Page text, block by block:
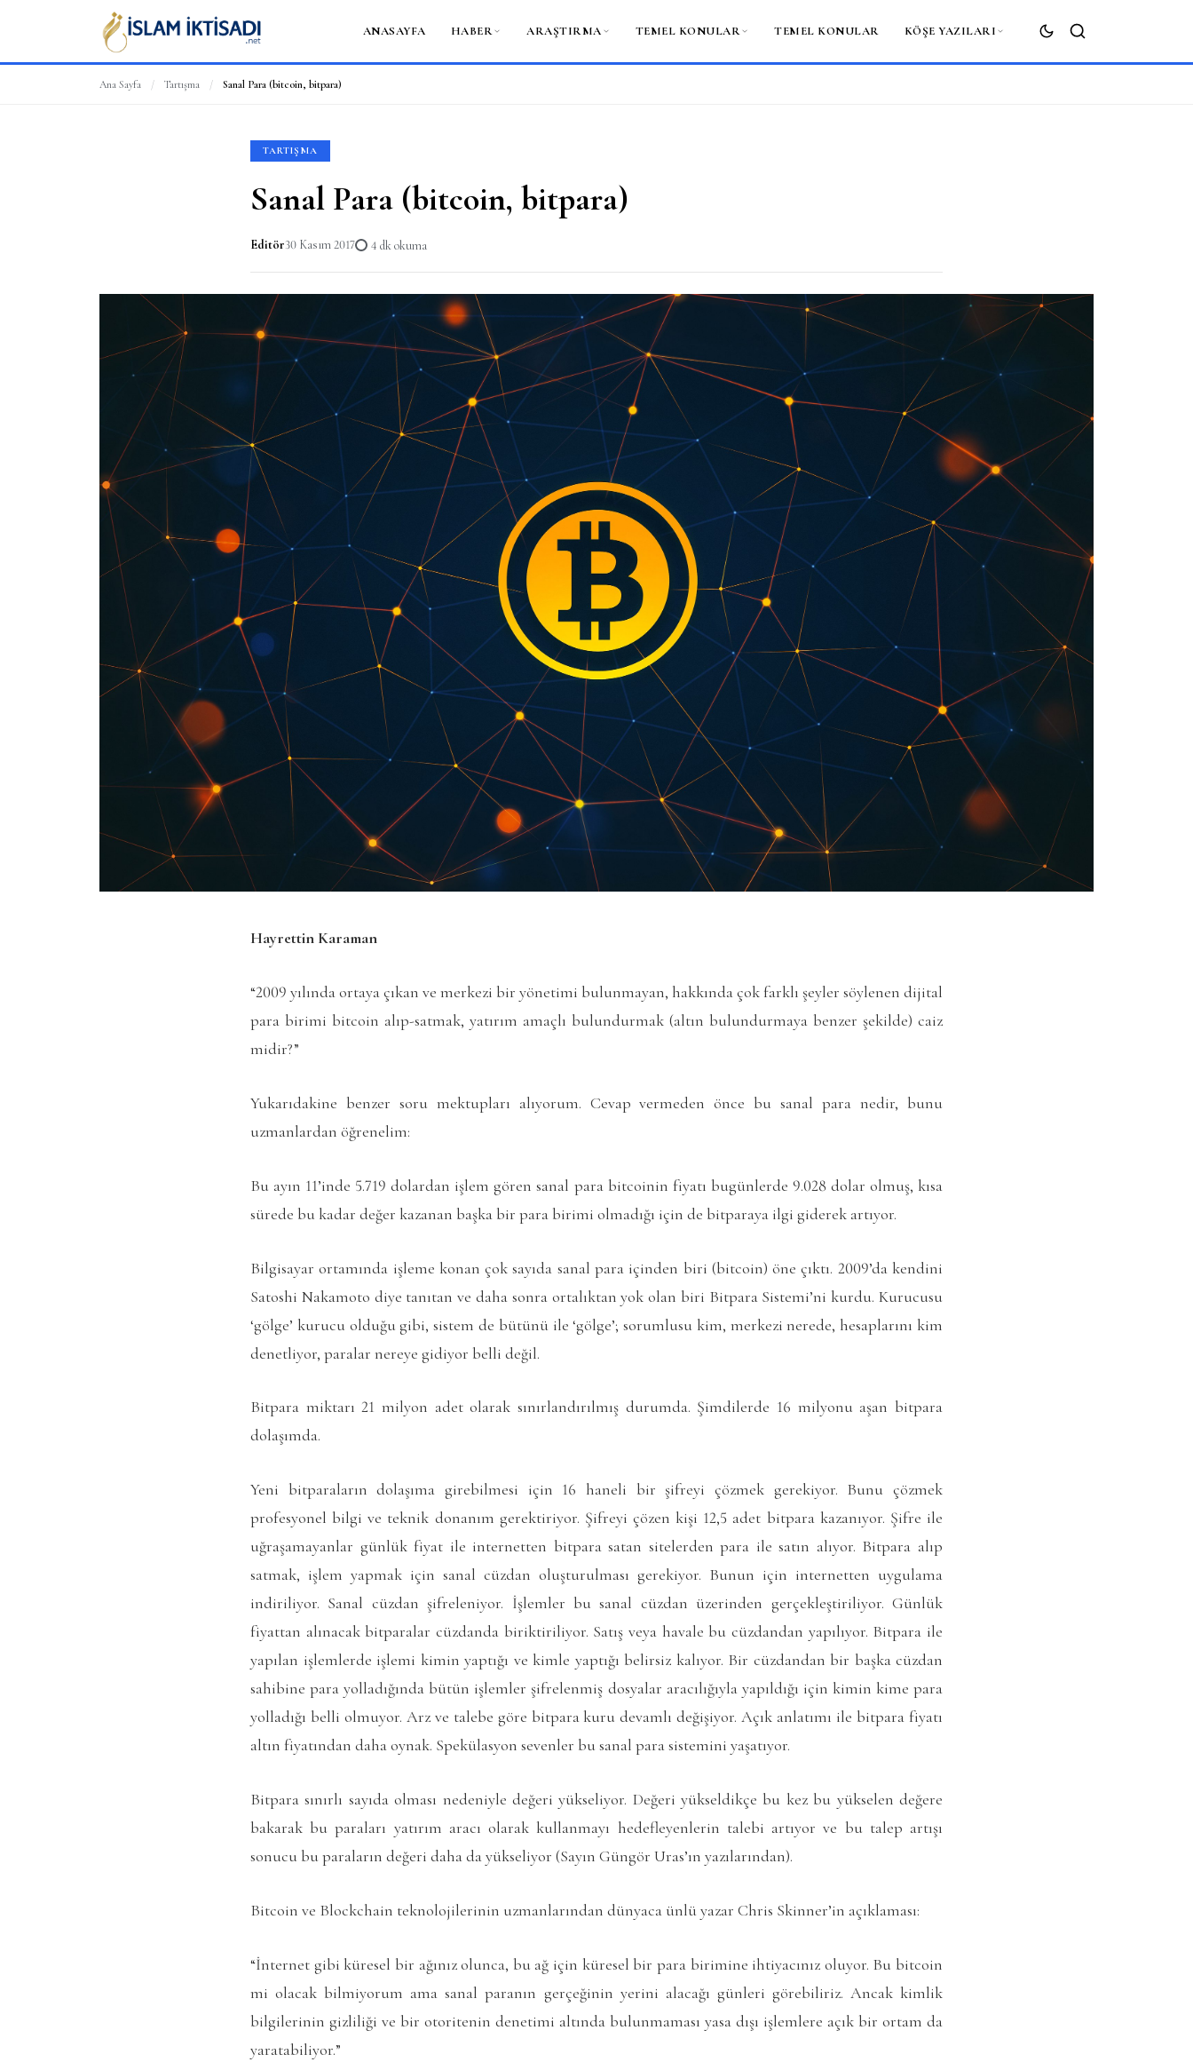
ANASAYFA HABER ARAŞTIRMA TEMEL KONULAR TEMEL KONULAR KÖŞE YAZILARI
ARA
Ana Sayfa / Tartışma / Sanal Para (bitcoin, bitpara)
TARTIŞMA
Sanal Para (bitcoin, bitpara)
Editör30 Kasım 2017 4 dk okuma
Hayrettin Karaman
“2009 yılında ortaya çıkan ve merkezi bir yönetimi bulunmayan, hakkında çok farklı şeyler söylenen dijital
para birimi bitcoin alıp-satmak, yatırım amaçlı bulundurmak (altın bulundurmaya benzer şekilde) caiz
midir?”
Yukarıdakine benzer soru mektupları alıyorum. Cevap vermeden önce bu sanal para nedir, bunu
uzmanlardan öğrenelim:
Bu ayın 11’inde 5.719 dolardan işlem gören sanal para bitcoinin fiyatı bugünlerde 9.028 dolar olmuş, kısa
sürede bu kadar değer kazanan başka bir para birimi olmadığı için de bitparaya ilgi giderek artıyor.
Bilgisayar ortamında işleme konan çok sayıda sanal para içinden biri (bitcoin) öne çıktı. 2009’da kendini
Satoshi Nakamoto diye tanıtan ve daha sonra ortalıktan yok olan biri Bitpara Sistemi’ni kurdu. Kurucusu
‘gölge’ kurucu olduğu gibi, sistem de bütünü ile ‘gölge’; sorumlusu kim, merkezi nerede, hesaplarını kim
denetliyor, paralar nereye gidiyor belli değil.
Bitpara miktarı 21 milyon adet olarak sınırlandırılmış durumda. Şimdilerde 16 milyonu aşan bitpara
dolaşımda.
Yeni bitparaların dolaşıma girebilmesi için 16 haneli bir şifreyi çözmek gerekiyor. Bunu çözmek
profesyonel bilgi ve teknik donanım gerektiriyor. Şifreyi çözen kişi 12,5 adet bitpara kazanıyor. Şifre ile
uğraşamayanlar günlük fiyat ile internetten bitpara satan sitelerden para ile satın alıyor. Bitpara alıp
satmak, işlem yapmak için sanal cüzdan oluşturulması gerekiyor. Bunun için internetten uygulama
indiriliyor. Sanal cüzdan şifreleniyor. İşlemler bu sanal cüzdan üzerinden gerçekleştiriliyor. Günlük
fiyattan alınacak bitparalar cüzdanda biriktiriliyor. Satış veya havale bu cüzdandan yapılıyor. Bitpara ile
yapılan işlemlerde işlemi kimin yaptığı ve kimle yaptığı belirsiz kalıyor. Bir cüzdandan bir başka cüzdan
sahibine para yolladığında bütün işlemler şifrelenmiş dosyalar aracılığıyla yapıldığı için kimin kime para
yolladığı belli olmuyor. Arz ve talebe göre bitpara kuru devamlı değişiyor. Açık anlatımı ile bitpara fiyatı
altın fiyatından daha oynak. Spekülasyon sevenler bu sanal para sistemini yaşatıyor.
Bitpara sınırlı sayıda olması nedeniyle değeri yükseliyor. Değeri yükseldikçe bu kez bu yükselen değere
bakarak bu paraları yatırım aracı olarak kullanmayı hedefleyenlerin talebi artıyor ve bu talep artışı
sonucu bu paraların değeri daha da yükseliyor (Sayın Güngör Uras’ın yazılarından).
Bitcoin ve Blockchain teknolojilerinin uzmanlarından dünyaca ünlü yazar Chris Skinner’in açıklaması:
“İnternet gibi küresel bir ağınız olunca, bu ağ için küresel bir para birimine ihtiyacınız oluyor. Bu bitcoin
mi olacak bilmiyorum ama sanal paranın gerçeğinin yerini alacağı günleri görebiliriz. Ancak kimlik
bilgilerinin gizliliği ve bir otoritenin denetimi altında bulunmaması yasa dışı işlemlere açık bir ortam da
yaratabiliyor.”